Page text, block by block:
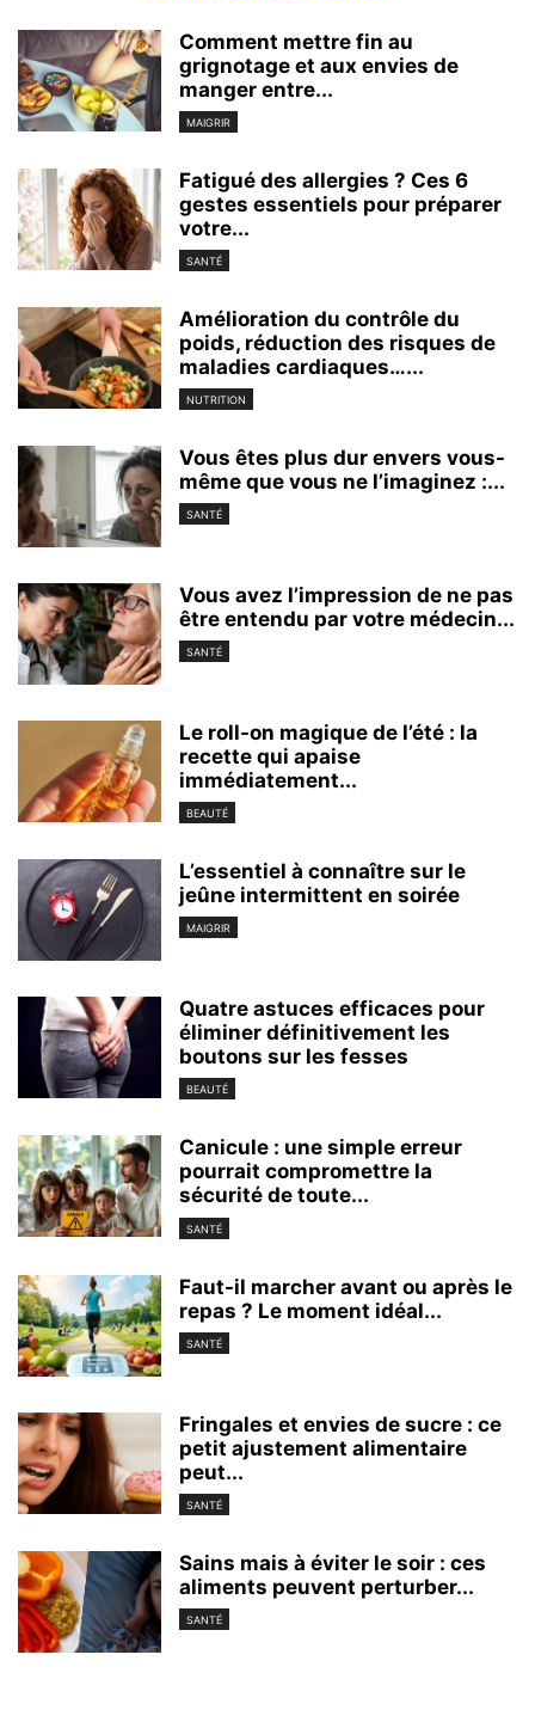
Comment mettre fin au
grignotage et aux envies de
manger entre...
MAIGRIR
Fatigué des allergies ? Ces 6
gestes essentiels pour préparer
votre...
SANTÉ
Amélioration du contrôle du
poids, réduction des risques de
maladies cardiaques…...
NUTRITION
Vous êtes plus dur envers vous-
même que vous ne l’imaginez :...
SANTÉ
Vous avez l’impression de ne pas
être entendu par votre médecin...
SANTÉ
Le roll-on magique de l’été : la
recette qui apaise
immédiatement...
BEAUTÉ
L’essentiel à connaître sur le
jeûne intermittent en soirée
MAIGRIR
Quatre astuces efficaces pour
éliminer définitivement les
boutons sur les fesses
BEAUTÉ
Canicule : une simple erreur
pourrait compromettre la
sécurité de toute...
SANTÉ
Faut-il marcher avant ou après le
repas ? Le moment idéal...
SANTÉ
Fringales et envies de sucre : ce
petit ajustement alimentaire
peut...
SANTÉ
Sains mais à éviter le soir : ces
aliments peuvent perturber...
SANTÉ